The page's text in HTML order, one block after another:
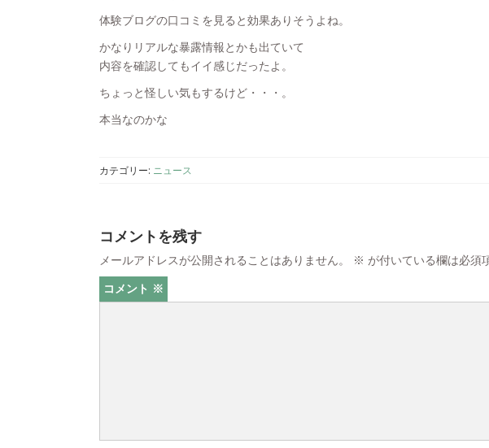
体験ブログの口コミを見ると効果ありそうよね。
かなりリアルな暴露情報とかも出ていて
内容を確認してもイイ感じだったよ。
ちょっと怪しい気もするけど・・・。
本当なのかな
カテゴリー: ニュース
コメントを残す
メールアドレスが公開されることはありません。 ※ が付いている欄は必須
コメント ※